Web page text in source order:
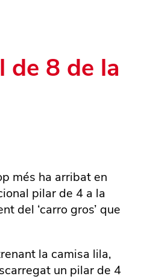
de 8 de la
més ha arribat en
pilar de 4 a la
del ‘carro gros’ que
la camisa lila,
un pilar de 4